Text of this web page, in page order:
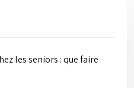
les seniors : que faire